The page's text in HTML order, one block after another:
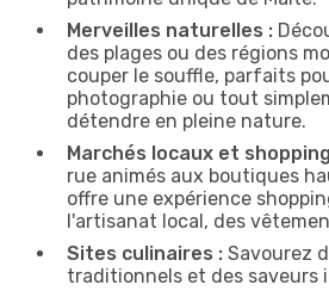
Merveilles naturelles :
des plages ou des régions
couper le souffle, parfaits
photographie ou tout
détendre en pleine nature.
Marchés locaux et
rue animés aux boutiques
offre une expérience
l'artisanat local, des
Sites culinaires : Savourez
traditionnels et des saveurs